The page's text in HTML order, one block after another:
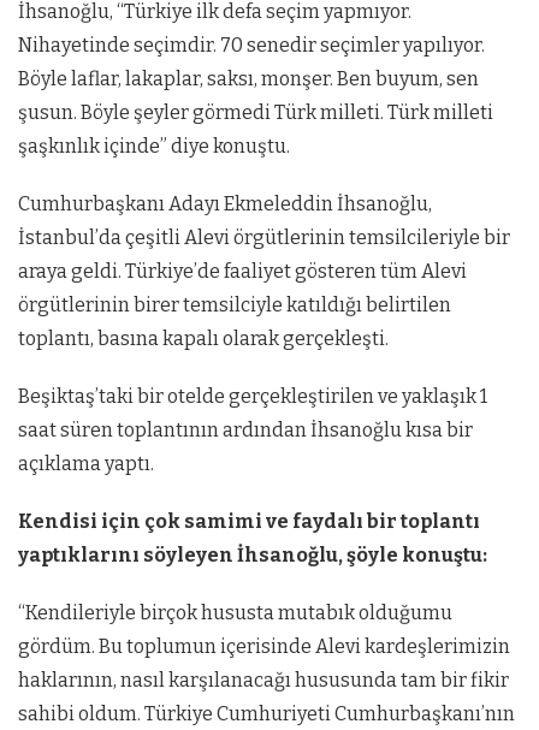
İhsanoğlu, “Türkiye ilk defa seçim yapmıyor.
Nihayetinde seçimdir. 70 senedir seçimler yapılıyor.
Böyle laflar, lakaplar, saksı, monşer. Ben buyum, sen
şusun. Böyle şeyler görmedi Türk milleti. Türk milleti
şaşkınlık içinde” diye konuştu.
Cumhurbaşkanı Adayı Ekmeleddin İhsanoğlu,
İstanbul’da çeşitli Alevi örgütlerinin temsilcileriyle bir
araya geldi. Türkiye’de faaliyet gösteren tüm Alevi
örgütlerinin birer temsilciyle katıldığı belirtilen
toplantı, basına kapalı olarak gerçekleşti.
Beşiktaş’taki bir otelde gerçekleştirilen ve yaklaşık 1
saat süren toplantının ardından İhsanoğlu kısa bir
açıklama yaptı.
Kendisi için çok samimi ve faydalı bir toplantı
yaptıklarını söyleyen İhsanoğlu, şöyle konuştu:
“Kendileriyle birçok hususta mutabık olduğumu
gördüm. Bu toplumun içerisinde Alevi kardeşlerimizin
haklarının, nasıl karşılanacağı hususunda tam bir fikir
sahibi oldum. Türkiye Cumhuriyeti Cumhurbaşkanı’nın